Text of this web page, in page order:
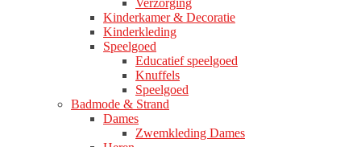
Kinderkamer & Decoratie
Kinderkleding
Speelgoed
Educatief speelgoed
Knuffels
Speelgoed
Badmode & Strand
Dames
Zwemkleding Dames